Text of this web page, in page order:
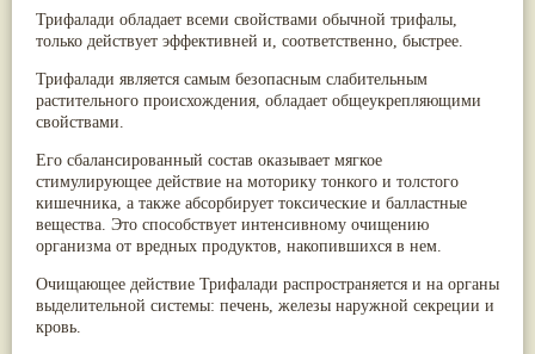
Трифалади обладает всеми свойствами обычной трифалы,
только действует эффективней и, соответственно, быстрее.
Трифалади является самым безопасным слабительным
растительного происхождения, обладает общеукрепляющими
свойствами.
Его сбалансированный состав оказывает мягкое
стимулирующее действие на моторику тонкого и толстого
кишечника, а также абсорбирует токсические и балластные
вещества. Это способствует интенсивному очищению
организма от вредных продуктов, накопившихся в нем.
Очищающее действие Трифалади распространяется и на органы
выделительной системы: печень, железы наружной секреции и
кровь.
Паслён черный(13)
Ипомея(12)
Мирра(12)
Розовая соль(12)
Сверция(12)
Каменная соль(11)
Коровье молоко(11)
Мукуна жгучая(11)
Ним(11)
Патала(11)
Соссюрея/кушта(11)
Турпет(11)
Алойное дерево